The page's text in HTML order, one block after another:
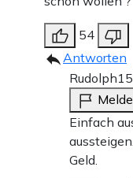
54
Antworten
Rudolph
Einfach
Geld.